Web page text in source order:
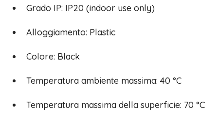
Grado IP: IP20 (indoor use only)
Alloggiamento: Plastic
Colore: Black
Temperatura ambiente massima: 40 °C
Temperatura massima della superficie: 70 °C